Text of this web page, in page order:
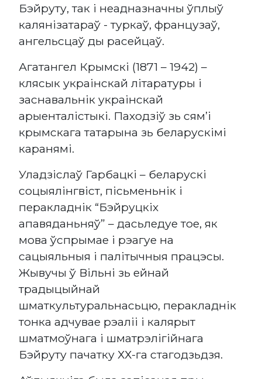
Бэйруту, так і неадназначны ўплыў
калянізатараў - туркаў, французаў,
ангельсцаў ды расейцаў.
Агатангел Крымскі (1871 – 1942) –
клясык украінскай літаратуры і
заснавальнік украінскай
арыенталістыкі. Паходзіў зь сям’і
крымскага татарына зь беларускімі
каранямі.
Уладзіслаў Гарбацкі – беларускі
соцыялінгвіст, пісьменьнік і
перакладнік “Бэйруцкіх
апавяданьняў” – дасьледуе тое, як
мова ўспрымае і рэагуе на
сацыяльныя і палітычныя працэсы.
Жывучы ў Вільні зь ейнай
традыцыйнай
шматкультуральнасьцю, перакладнік
тонка адчувае рэаліі і калярыт
шматмоўнага і шматрэлігійнага
Бэйруту пачатку ХХ-га стагодзьдзя.